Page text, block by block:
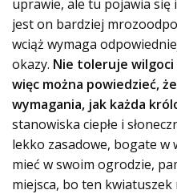
uprawie, ale tu pojawia się
jest on bardziej
wciąż wymaga
okazy. Nie toleruje wilgoci
więc można powiedzieć,
wymagania, jak każda
stanowiska ciepłe i
lekko zasadowe, bogate w
mieć w swoim ogrodzie,
miejsca, bo ten